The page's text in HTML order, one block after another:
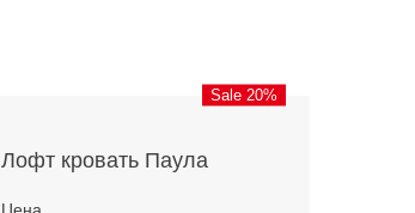
Sale 20%
Лофт кровать Паула